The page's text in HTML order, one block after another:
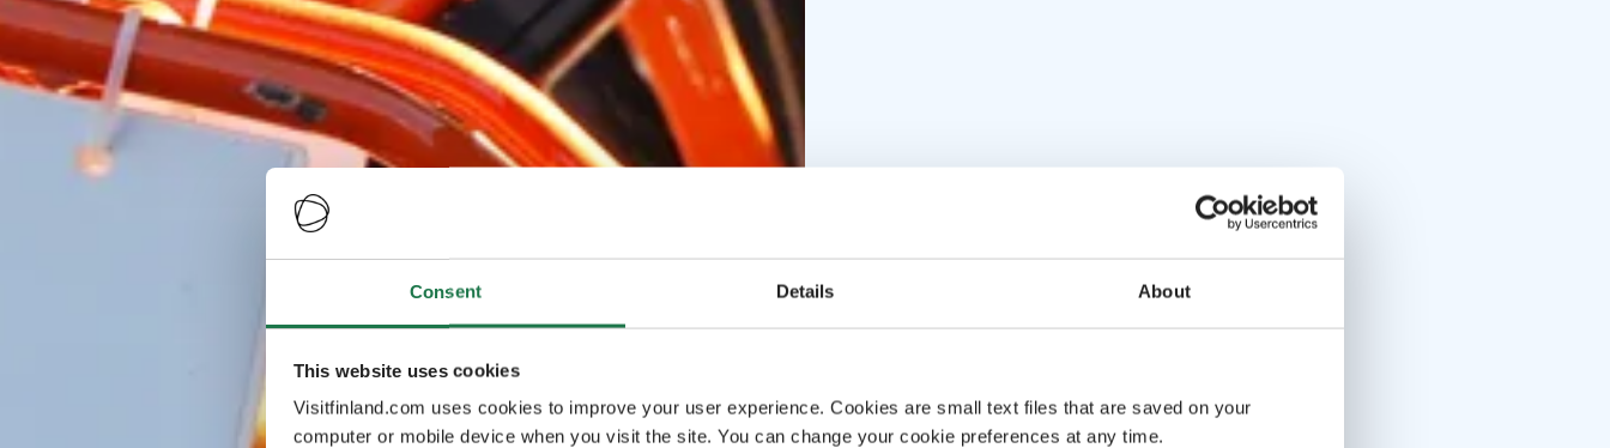
Consent Details About
This website uses cookies
Visitfinland.com uses cookies to improve your user experience. Cookies are small text files that are saved on your
computer or mobile device when you visit the site. You can change your cookie preferences at any time.